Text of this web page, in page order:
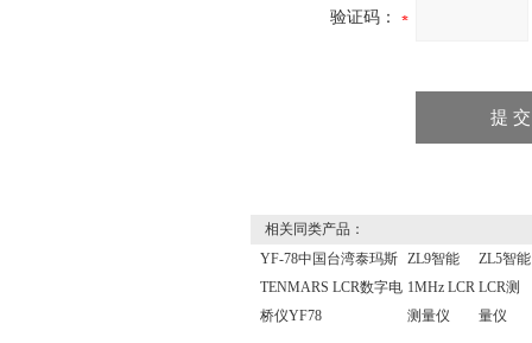
验证码：
相关同类产品：
YF-78中国台湾泰玛斯
TENMARS LCR数字电
桥仪YF78
ZL9智能
1MHz LCR
测量仪
ZL5智能
LCR测
量仪